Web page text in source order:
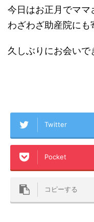
今日はお正月でマ
わざわざ助産院にも
久しぶりにお会いで
Twitter
Pocket
コピーする